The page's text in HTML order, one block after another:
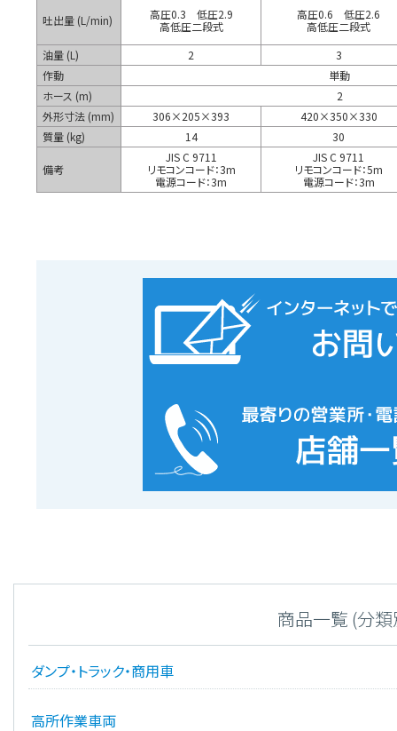
吐出量 (L/min)
高圧0.3 低圧2.9
高低圧二段式
高圧0.6 低圧2.6
高低圧二段式
油量 (L)
2
3
作動
単動
ホース (m)
2
外形寸法 (mm)
306×205×393
420×350×330
質量 (kg)
14 30
備考
JIS C 9711
リモコンコード：3m
電源コード：3m
JIS C 9711
リモコンコード：5m
電源コード：3m
商品一覧 (分
ダンプ・トラック・商用車
高所作業車両